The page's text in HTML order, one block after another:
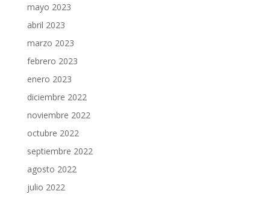
mayo 2023
abril 2023
marzo 2023
febrero 2023
enero 2023
diciembre 2022
noviembre 2022
octubre 2022
septiembre 2022
agosto 2022
julio 2022